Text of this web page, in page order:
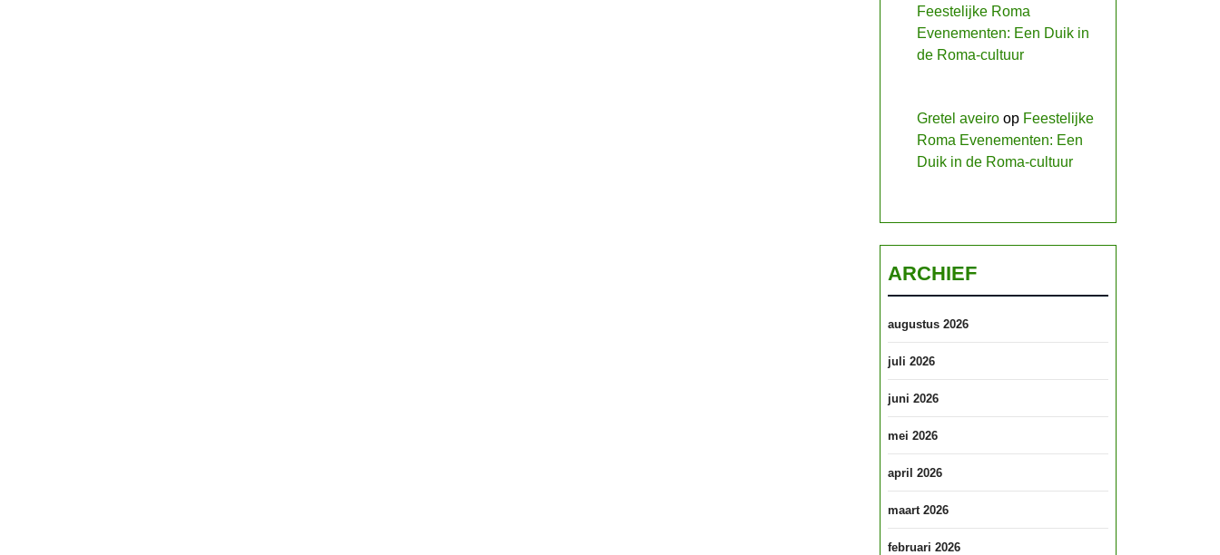
Feestelijke Roma
Evenementen: Een Duik in
de Roma-cultuur
Gretel aveiro op Feestelijke
Roma Evenementen: Een
Duik in de Roma-cultuur
ARCHIEF
augustus 2026
juli 2026
juni 2026
mei 2026
april 2026
maart 2026
februari 2026